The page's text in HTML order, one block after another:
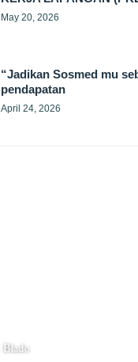
May 20, 2026
“Jadikan Sosmed mu
pendapatan
April 24, 2026